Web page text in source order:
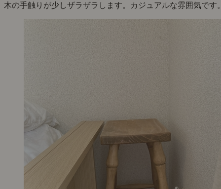
木の手触りが少しザラザラします。カジュアルな雰囲気です